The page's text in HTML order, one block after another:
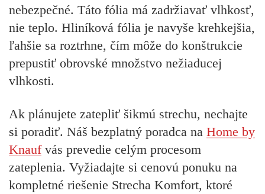
nebezpečné. Táto fólia má zadržiavať vlhkosť,
nie teplo. Hliníková fólia je navyše krehkejšia,
ľahšie sa roztrhne, čím môže do konštrukcie
prepustiť obrovské množstvo nežiaducej
vlhkosti.
Ak plánujete zatepliť šikmú strechu, nechajte
si poradiť. Náš bezplatný poradca na Home by
Knaufvás prevedie celým procesom
zateplenia. Vyžiadajte si cenovú ponuku na
kompletné riešenie Strecha Komfort, ktoré